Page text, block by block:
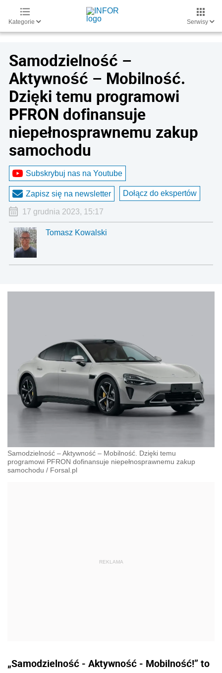
Kategorie Serwisy
Samodzielność –
Aktywność – Mobilność.
Dzięki temu programowi
PFRON dofinansuje
niepełnosprawnemu zakup
samochodu
Subskrybuj nas na Youtube
Zapisz się na newsletter Dołącz do ekspertów
17 grudnia 2023, 15:17
Tomasz Kowalski
Samodzielność – Aktywność – Mobilność. Dzięki temu
programowi PFRON dofinansuje niepełnosprawnemu zakup
samochodu / Forsal.pl
„Samodzielność - Aktywność - Mobilność!” to